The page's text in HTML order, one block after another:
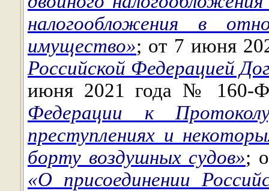
налогообложения в
имущество»; от 7 июня
Российской Федерацией
июня 2021 года №
Федерации к
преступлениях и
борту воздушных судов»;
«О присоединении